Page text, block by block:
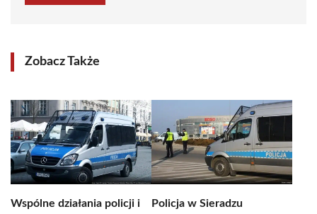
Zobacz Także
Wspólne działania policji i Policja w Sieradzu